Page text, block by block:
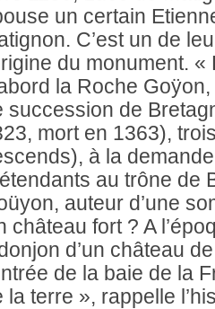
un certain
C’est un de
du monument.
la Roche
succession de
mort en 1363),
à la
au trône de
auteur d’une
château fort ? A
d’un château
de la baie de la
la terre », rappelle